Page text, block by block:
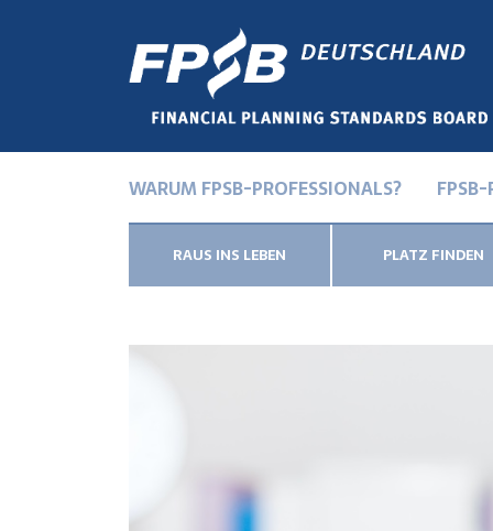
WARUM FPSB-PROFESSIONALS?
RAUS INS LEBEN PLATZ FINDEN